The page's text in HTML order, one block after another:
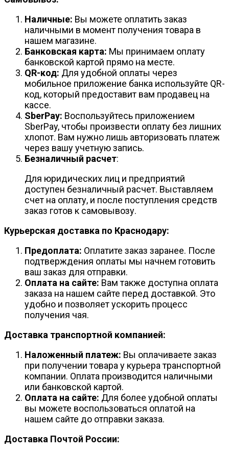
Наличные: Вы можете оплатить заказ
наличными в момент получения товара в
нашем магазине.
Банковская карта: Мы принимаем оплату
банковской картой прямо на месте.
QR-код: Для удобной оплаты через
мобильное приложение банка используйте QR-
код, который предоставит вам продавец на
кассе.
SberPay: Воспользуйтесь приложением
SberPay, чтобы произвести оплату без лишних
хлопот. Вам нужно лишь авторизовать платеж
через вашу учетную запись.
Безналичный расчет:
Для юридических лиц и предприятий
доступен безналичный расчет. Выставляем
счет на оплату, и после поступления средств
заказ готов к самовывозу.
Курьерская доставка по Краснодару:
Предоплата: Оплатите заказ заранее. После
подтверждения оплаты мы начнем готовить
ваш заказ для отправки.
Оплата на сайте: Вам также доступна оплата
заказа на нашем сайте перед доставкой. Это
удобно и позволяет ускорить процесс
получения чая.
Доставка транспортной компанией:
Наложенный платеж: Вы оплачиваете заказ
при получении товара у курьера транспортной
компании. Оплата производится наличными
или банковской картой.
Оплата на сайте: Для более удобной оплаты
вы можете воспользоваться оплатой на
нашем сайте до отправки заказа.
Доставка Почтой России: